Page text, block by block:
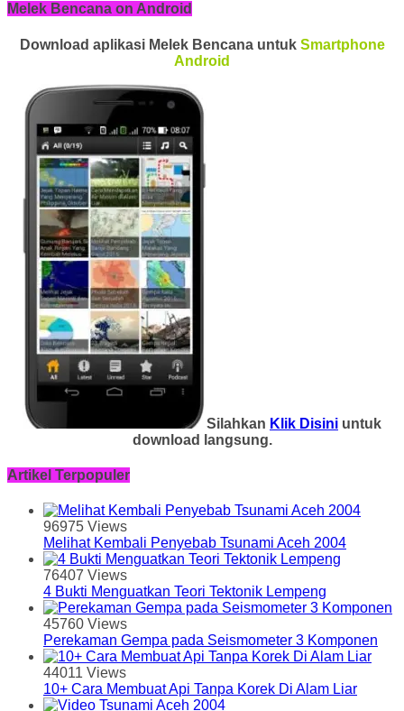
Melek Bencana on Android
Download aplikasi Melek Bencana untuk Smartphone
Android
Silahkan Klik Disini untuk
download langsung.
Artikel Terpopuler
96975 Views
Melihat Kembali Penyebab Tsunami Aceh 2004
76407 Views
4 Bukti Menguatkan Teori Tektonik Lempeng
45760 Views
Perekaman Gempa pada Seismometer 3 Komponen
44011 Views
10+ Cara Membuat Api Tanpa Korek Di Alam Liar